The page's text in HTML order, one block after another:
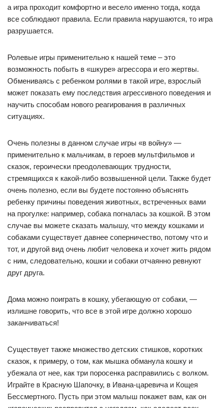
а игра проходит комфортно и весело именно тогда, когда
все соблюдают правила. Если правила нарушаются, то игра
разрушается.
Ролевые игры применительно к нашей теме – это
возможность побыть в «шкуре» агрессора и его жертвы.
Обмениваясь с ребенком ролями в такой игре, взрослый
может показать ему последствия агрессивного поведения и
научить способам нового реагирования в различных
ситуациях.
Очень полезны в данном случае игры «в войну» —
применительно к мальчикам, в героев мультфильмов и
сказок, героически преодолевающих трудности,
стремящихся к какой-либо возвышенной цели. Также будет
очень полезно, если вы будете постоянно объяснять
ребенку причины поведения животных, встреченных вами
на прогулке: например, собака погналась за кошкой. В этом
случае вы можете сказать малышу, что между кошками и
собаками существует давнее соперничество, потому что и
тот, и другой вид очень любит человека и хочет жить рядом
с ним, следовательно, кошки и собаки отчаянно ревнуют
друг друга.
Дома можно поиграть в кошку, убегающую от собаки, —
излишне говорить, что все в этой игре должно хорошо
заканчиваться!
Существует также множество детских стишков, коротких
сказок, к примеру, о том, как мышка обманула кошку и
убежала от нее, как три поросенка расправились с волком.
Играйте в Красную Шапочку, в Ивана-царевича и Кощея
Бессмертного. Пусть при этом малыш покажет вам, как он